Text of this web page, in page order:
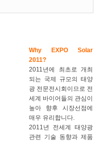
Why EXPO Solar
2011?
2011년에 최초로 개최
되는 국제 규모의 태양
광 전문전시회이므로 전
세계 바이어들의 관심이
높아 향후 시장선점에
매우 유리합니다.
2011년 전세계 태양광
관련 기술 동향과 제품